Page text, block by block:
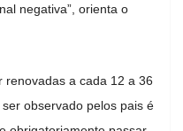
negativa”, orienta o
renovadas a cada 12 a 36
observado pelos pais é